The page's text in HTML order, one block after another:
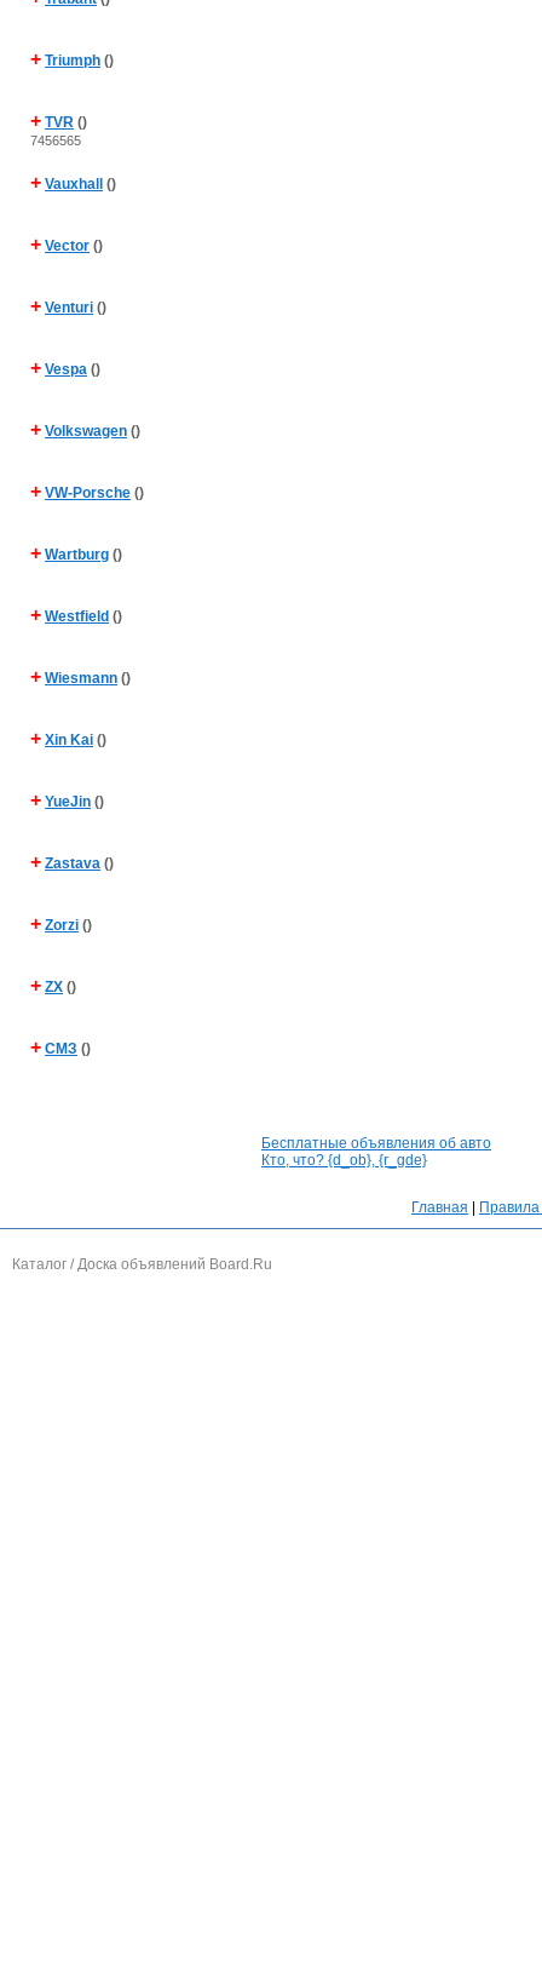
+ Triumph ()
+ TVR ()
7456565
+ Vauxhall ()
+ Vector ()
+ Venturi ()
+ Vespa ()
+ Volkswagen ()
+ VW-Porsche ()
+ Wartburg ()
+ Westfield ()
+ Wiesmann ()
+ Xin Kai ()
+ YueJin ()
+ Zastava ()
+ Zorzi ()
+ ZX ()
+ СМЗ ()
Бесплатные объявления об авто
Кто, что? {d_ob}, {r_gde}
Главная
Каталог / Доска объявлений Board.Ru